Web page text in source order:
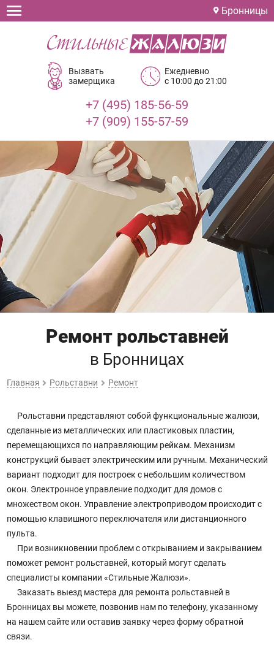
Бронницы
Вызвать
замерщика
Ежедневно
с 10:00 до 21:00
+7 (495) 185-56-59
+7 (909) 155-57-59
Ремонт рольставней
в Бронницах
Главная Рольставни Ремонт
Рольставни представляют собой функциональные жалюзи,
сделанные из металлических или пластиковых пластин,
перемещающихся по направляющим рейкам. Механизм
конструкций бывает электрическим или ручным. Механический
вариант подходит для построек с небольшим количеством
окон. Электронное управление подходит для домов с
множеством окон. Управление электроприводом происходит с
помощью клавишного переключателя или дистанционного
пульта.
При возникновении проблем с открыванием и закрыванием
поможет ремонт рольставней, который могут сделать
специалисты компании «Стильные Жалюзи».
Заказать выезд мастера для ремонта рольставней в
Бронницах вы можете, позвонив нам по телефону, указанному
на нашем сайте или оставив заявку через форму обратной
связи.